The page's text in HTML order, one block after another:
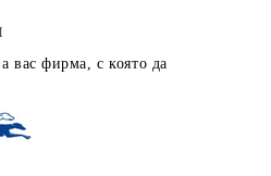
вас фирма, с която да